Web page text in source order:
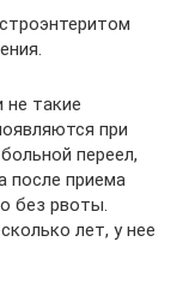
не такие
при
переел,
после приема
без рвоты.
лет, у нее